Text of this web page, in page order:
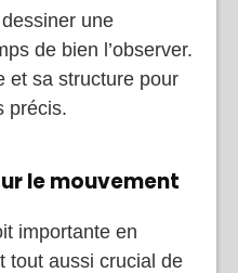
une
de bien l’observer.
et sa structure pour
précis.
le mouvement
importante en
tout aussi crucial de